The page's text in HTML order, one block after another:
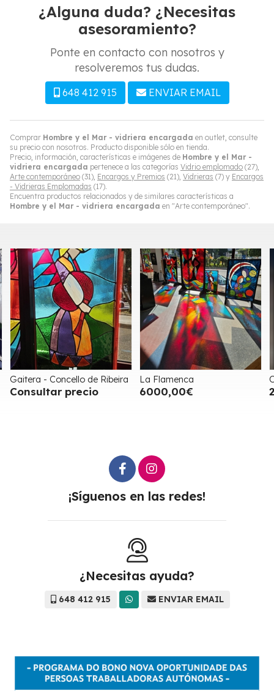
Comprar Hombre y el Mar - vidriera encargada en outlet, consulte
su precio con nosotros. Producto disponible sólo en tienda.
Precio, información, características e imágenes de Hombre y el Mar -
vidriera encargada pertenece a las categorías Vidrio emplomado (27),
Arte contemporáneo (31), Encargos y Premios (21), Vidrieras (7) y Encargos
- Vidrieras Emplomadas (17).
Encuentra productos relacionados y de similares características a
Hombre y el Mar - vidriera encargada en "Arte contemporáneo".
¿Alguna duda? ¿Necesitas
asesoramiento?
Ponte en contacto con nosotros y
resolveremos tus dudas.
648 412 915 ENVIAR EMAIL
La Flamenca
6000,00€
Owl Wisdom - Sold
2600,00€
¡Síguenos en las redes!
¿Necesitas ayuda?
648 412 915 ENVIAR EMAIL